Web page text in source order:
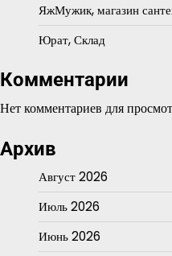
ЯжМужик, магазин
Юрат, Склад
Комментарии
Нет комментариев для
Архив
Август 2026
Июль 2026
Июнь 2026